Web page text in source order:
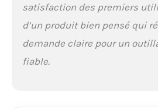
sans
outils
satisfaction des premiers
d’un produit bien pensé qui
demande claire pour un
fiable.